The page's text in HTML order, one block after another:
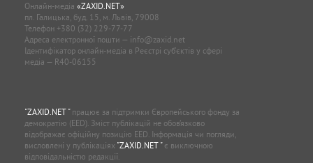
Онлайн-медіа «ZAXID.NET»
пл. Галицька, буд. 15, м. Львів, 79008
Телефон +380 (32) 229-77-77
Адреса електронної пошти — info@zaxid.net
Ідентифікатор онлайн-медіа в Реєстрі суб'єктів у сфері
медіа — R40-06155
"ZAXID.NET "працює за підтримки Європейського фонду за
демократію (EED). Зміст публікацій не обов’язково
відображає офіційну позицію EED. Інформація чи погляди,
висловлені у публікаціях "ZAXID.NET "є виключною
відповідальністю редакції.